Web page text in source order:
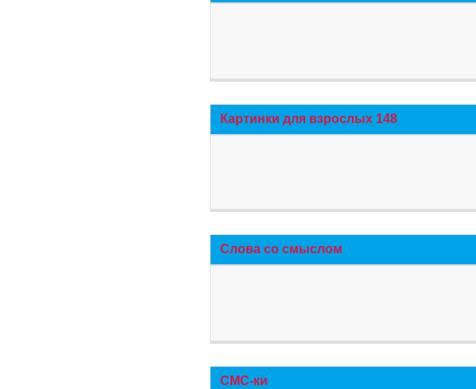
Картинки для взрослых 148
Слова со смыслом
СМС-ки